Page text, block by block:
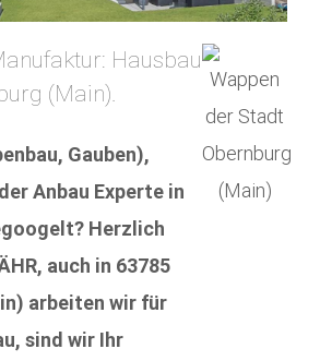
Hausbau
(Main).
Gauben),
Anbau Experte in
Herzlich
auch in 63785
arbeiten wir für
sind wir Ihr